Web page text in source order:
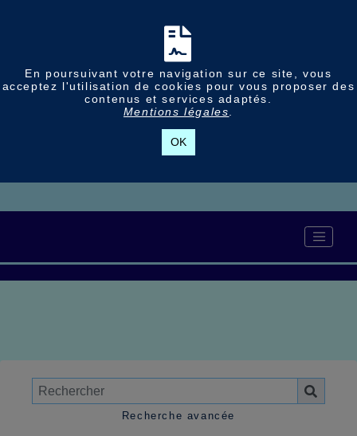
En poursuivant votre navigation sur ce site, vous
acceptez l'utilisation de cookies pour vous proposer des
contenus et services adaptés.
Mentions légales
OK
Recherche avancée